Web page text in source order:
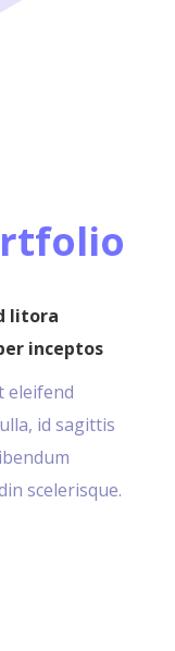
litora
inceptos
eleifend
id sagittis
scelerisque.